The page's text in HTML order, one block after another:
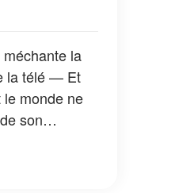
la
la télé — Et
monde ne
son
nouvelle